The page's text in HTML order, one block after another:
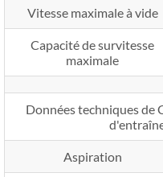
Vitesse maximale à vide
Capacité de survitesse
maximale
Données techniques de
Aspiration